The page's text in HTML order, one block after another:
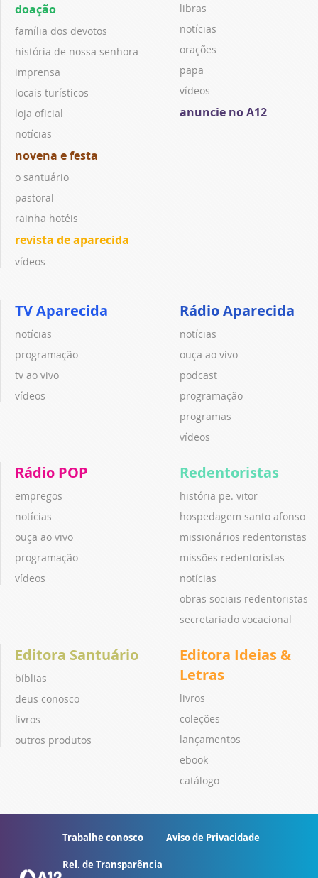
doação
família dos devotos
história de nossa senhora
imprensa
locais turísticos
loja oficial
notícias
novena e festa
o santuário
pastoral
rainha hotéis
revista de aparecida
vídeos
libras
notícias
orações
papa
vídeos
anuncie no A12
TV Aparecida
notícias
programação
tv ao vivo
vídeos
Rádio Aparecida
notícias
ouça ao vivo
podcast
programação
programas
vídeos
Rádio POP
empregos
notícias
ouça ao vivo
programação
vídeos
Redentoristas
história pe. vitor
hospedagem santo afonso
missionários redentoristas
missões redentoristas
notícias
obras sociais redentoristas
secretariado vocacional
Editora Santuário
bíblias
deus conosco
livros
outros produtos
Editora Ideias &
Letras
livros
coleções
lançamentos
ebook
catálogo
Trabalhe conosco Aviso de Privacidade
Rel. de Transparência